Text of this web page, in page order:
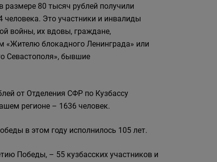
80 тысяч рублей получили
человека. Это участники и инвалиды
войны, их вдовы, граждане,
«Жителю блокадного Ленинграда» или
Севастополя», бывшие
от Отделения СФР по Кузбассу
регионе – 1636 человек.
в этом году исполнилось 105 лет.
Победы, – 55 кузбасских участников и